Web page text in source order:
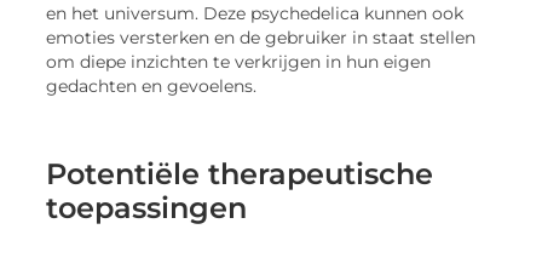
en het universum. Deze psychedelica kunnen ook
emoties versterken en de gebruiker in staat stellen
om diepe inzichten te verkrijgen in hun eigen
gedachten en gevoelens.
Potentiële therapeutische
toepassingen